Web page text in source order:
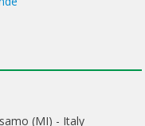
(MI) - Italy